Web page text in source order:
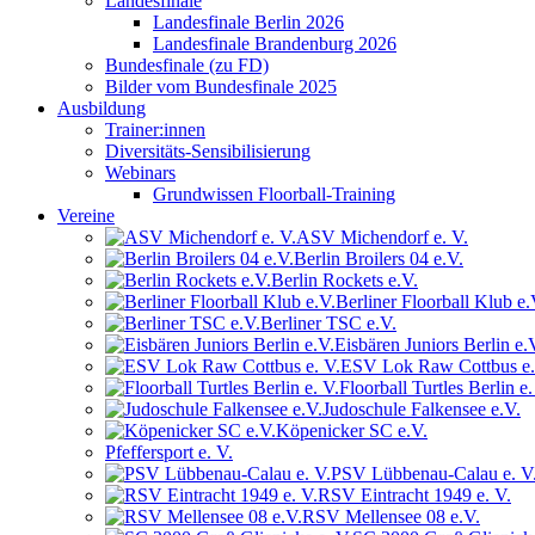
Landesfinale Berlin 2026
Landesfinale Brandenburg 2026
Bundesfinale (zu FD)
Bilder vom Bundesfinale 2025
Ausbildung
Trainer:innen
Diversitäts-Sensibilisierung
Webinars
Grundwissen Floorball-Training
Vereine
ASV Michendorf e. V.
Berlin Broilers 04 e.V.
Berlin Rockets e.V.
Berliner Floorball Klub
Berliner TSC e.V.
Eisbären Juniors Berlin
ESV Lok Raw Cottbus
Floorball Turtles Berlin
Judoschule Falkensee e.V.
Köpenicker SC e.V.
Pfeffersport e. V.
PSV Lübbenau-Calau e. V.
RSV Eintracht 1949 e. V.
RSV Mellensee 08 e.V.